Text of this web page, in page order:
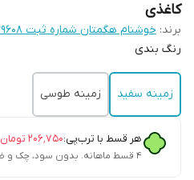
کاغذی
برند: خوشنام هگمتان شماره ثبت ۴۲۹۶۰۸
رنگ بندی
زمینه سفید زمینه طوسی
هر قسط با ترب‌پی:۲۰۶٬۷۵۰ تومان
۴ قسط ماهانه. بدون سود، چک و ضامن.